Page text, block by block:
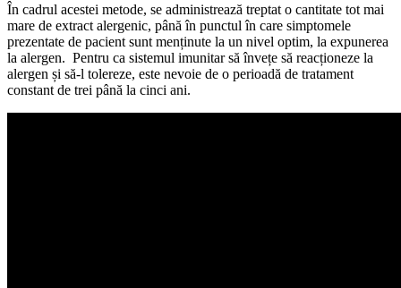
În cadrul acestei metode, se administrează treptat o cantitate tot mai
mare de extract alergenic, până în punctul în care simptomele
prezentate de pacient sunt menținute la un nivel optim, la expunerea
la alergen. Pentru ca sistemul imunitar să învețe să reacționeze la
alergen și să-l tolereze, este nevoie de o perioadă de tratament
constant de trei până la cinci ani.